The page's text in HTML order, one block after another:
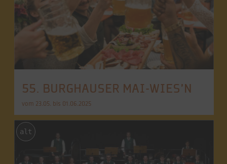
55. BURGHAUSER MAI-WIES’N
vom 23.05. bis 01.06.2025
alt